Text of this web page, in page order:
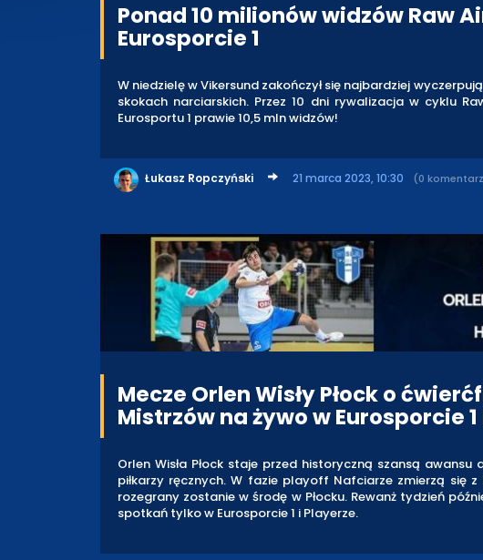
Ponad 10 milionów widzów Raw
Eurosporcie 1
W niedzielę w Vikersund zakończył się najbardziej
skokach narciarskich. Przez 10 dni rywalizacja w cyklu
Eurosportu 1 prawie 10,5 mln widzów!
Łukasz Ropczyński 21 marca 2023, 10:30 (0
Mecze Orlen Wisły Płock o
Mistrzów na żywo w Eurosporcie
Orlen Wisła Płock staje przed historyczną szansą awansu
piłkarzy ręcznych. W fazie playoff Nafciarze zmierzą się z
rozegrany zostanie w środę w Płocku. Rewanż tydzień
spotkań tylko w Eurosporcie 1 i Playerze.